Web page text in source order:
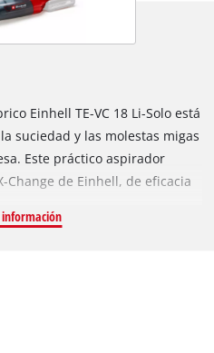
Einhell TE-VC 18 Li-Solo está
suciedad y las molestas migas
Este práctico aspirador
Change de Einhell, de eficacia
productos de la familia del
para suelos está
información